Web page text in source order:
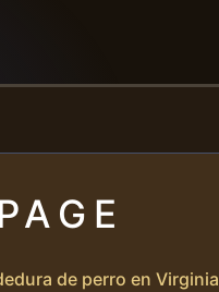
de perro en Virginia